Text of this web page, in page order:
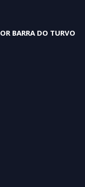
BARRA DO TURVO